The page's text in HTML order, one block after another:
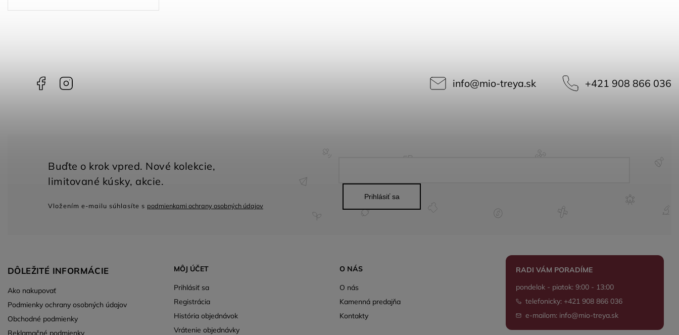
Facebook info@mio-treya.sk +421 908 866 036
DÔLEŽITÉ INFORMÁCIE
Ako nakupovať
Podmienky ochrany osobných údajov
Obchodné podmienky
Reklamačné podmienky
MÔJ ÚČET
Prihlásiť sa
Registrácia
História objednávok
Vrátenie objednávky
Vložením e-mailu súhlasíte s podmienkami ochrany osobných údajov
Prihlásiť sa
O NÁS
O nás
Kamenná predajňa
Kontakty
RADI VÁM PORADÍME
pondelok - piatok: 9:00 - 13:00
telefonicky: +421 908 866 036
e-mailom: info@mio-treya.sk